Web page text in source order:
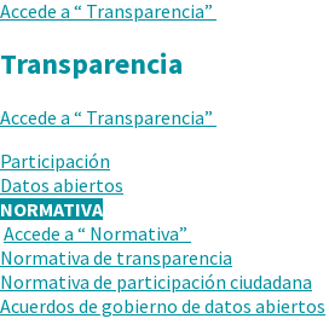
Accede a “ Transparencia”
Transparencia
Accede a “ Transparencia”
Participación
Abrir
una
nueva
ventana.
Datos abiertos
NORMATIVA
VUELVE
AL
NIVEL
ANTERIOR
Accede a “ Normativa”
Normativa de transparencia
Normativa de participación ciudadana
Acuerdos de gobierno de datos abiertos